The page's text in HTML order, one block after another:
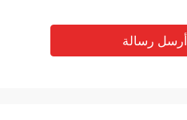
أرسل رسالة